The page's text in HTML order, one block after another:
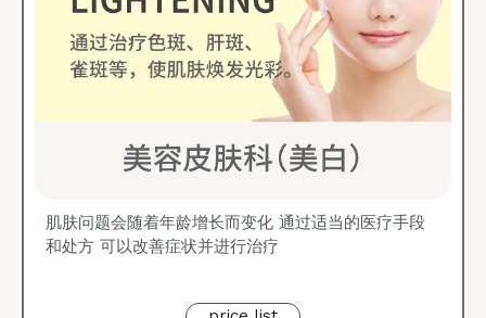
肌肤问题会随着年龄增长而变化 通过适当的医疗手段
和处方 可以改善症状并进行治疗